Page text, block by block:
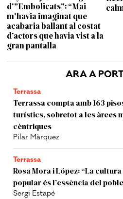
ARA A
Terrassa
Terrassa compta amb 163
turístics, sobretot a les àrees
cèntriques
Pilar Màrquez
Terrassa
Rosa Mora i López: “La cultura
popular és l’essència del
Sergi Estapé
d'"Embolicats": “Mai
m'havia imaginat que
acabaria ballant al costat
d’actors que havia vist a la
gran pantalla